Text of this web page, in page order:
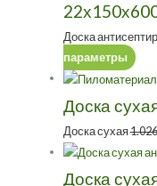
Доска
параметры
Доска
Доска сухая
Доска